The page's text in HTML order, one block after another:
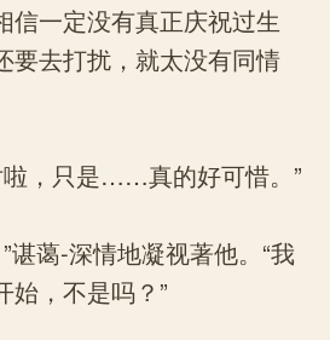
信一定没有真正庆祝过生
要去打扰，就太没有同情
，只是……真的好可惜。”
蔼-深情地凝视著他。“我
始，不是吗？”